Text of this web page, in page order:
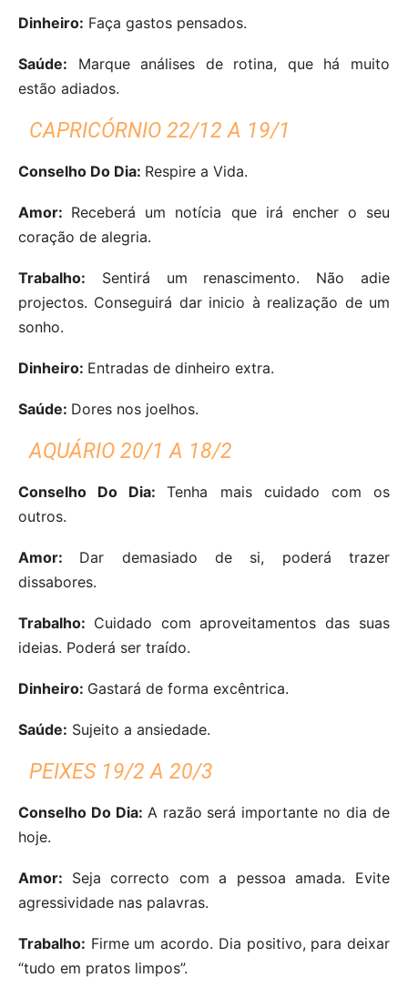
Dinheiro: Faça gastos pensados.
Saúde: Marque análises de rotina, que há muito
estão adiados.
CAPRICÓRNIO 22/12 A 19/1
Conselho Do Dia: Respire a Vida.
Amor: Receberá um notícia que irá encher o seu
coração de alegria.
Trabalho: Sentirá um renascimento. Não adie
projectos. Conseguirá dar inicio à realização de um
sonho.
Dinheiro: Entradas de dinheiro extra.
Saúde: Dores nos joelhos.
AQUÁRIO 20/1 A 18/2
Conselho Do Dia:Tenha mais cuidado com os
outros.
Amor: Dar demasiado de si, poderá trazer
dissabores.
Trabalho: Cuidado com aproveitamentos das suas
ideias. Poderá ser traído.
Dinheiro: Gastará de forma excêntrica.
Saúde: Sujeito a ansiedade.
PEIXES 19/2 A 20/3
Conselho Do Dia: A razão será importante no dia de
hoje.
Amor: Seja correcto com a pessoa amada. Evite
agressividade nas palavras.
Trabalho: Firme um acordo. Dia positivo, para deixar
“tudo em pratos limpos”.